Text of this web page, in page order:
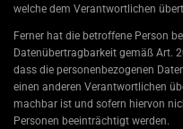
welche dem Verantwortlichen
Ferner hat die betroffene Person
Datenübertragbarkeit gemäß Art.
dass die personenbezogenen
einen anderen Verantwortlichen
machbar ist und sofern hiervon
Personen beeinträchtigt werden.